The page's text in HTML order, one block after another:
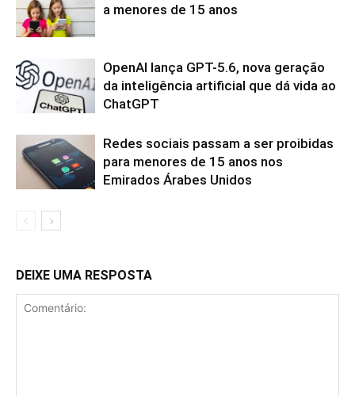
a menores de 15 anos
OpenAI lança GPT-5.6, nova geração
da inteligência artificial que dá vida ao
ChatGPT
Redes sociais passam a ser proibidas
para menores de 15 anos nos
Emirados Árabes Unidos
DEIXE UMA RESPOSTA